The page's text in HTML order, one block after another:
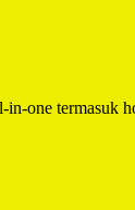
in-one termasuk